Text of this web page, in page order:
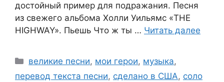
достойный пример для подражания. Песня
из свежего альбома Холли Уильямс «THE
HIGHWAY». Пьешь Что ж ты … Читать далее
Рубрики
великие песни, мои герои, музыка,
перевод текста песни, сделано в США, соло